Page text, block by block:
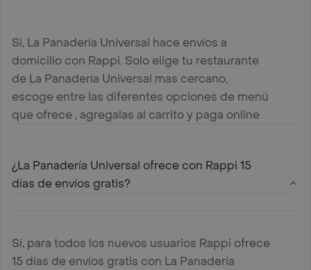
Si, La Panadería Universal hace envíos a
domicilio con Rappi. Solo elige tu restaurante
de La Panadería Universal mas cercano,
escoge entre las diferentes opciones de menú
que ofrece , agregalas al carrito y paga online
¿La Panadería Universal ofrece con Rappi 15
días de envíos gratis?
Sí, para todos los nuevos usuarios Rappi ofrece
15 días de envíos gratis con La Panadería